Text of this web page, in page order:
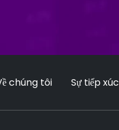
chúng tôi Sự tiếp xúc